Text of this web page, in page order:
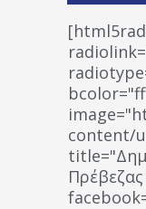
content/